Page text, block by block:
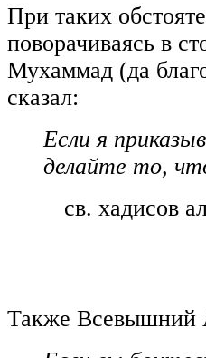
При таких
поворачиваясь в
Мухаммад (да
сказал:
Если я
делайте то,
св. хадисов
Также Всевышний